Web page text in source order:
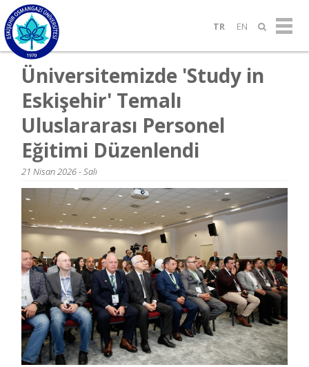
TR EN
Üniversitemizde 'Study in
Eskişehir' Temalı
Uluslararası Personel
Eğitimi Düzenlendi
21 Nisan 2026 - Salı